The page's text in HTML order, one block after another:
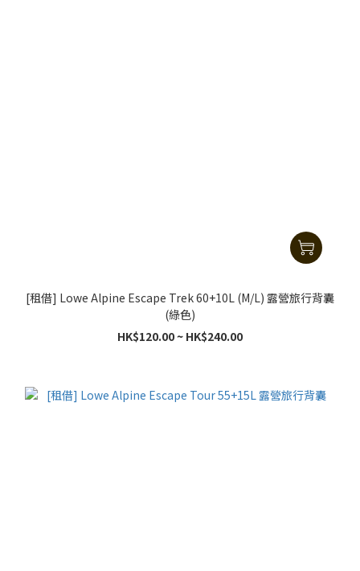
[租借] Lowe Alpine Escape Trek 60+10L (M/L) 露營旅行背囊
(綠色)
HK$120.00 ~ HK$240.00